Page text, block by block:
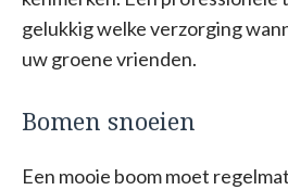
gelukkig welke verzorging
uw groene vrienden.
Bomen snoeien
Een mooie boom moet